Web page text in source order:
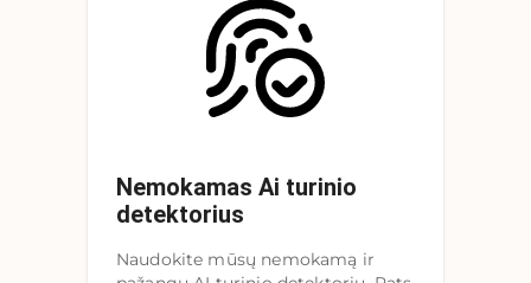
Nemokamas Ai turinio
detektorius
Naudokite mūsų nemokamą ir